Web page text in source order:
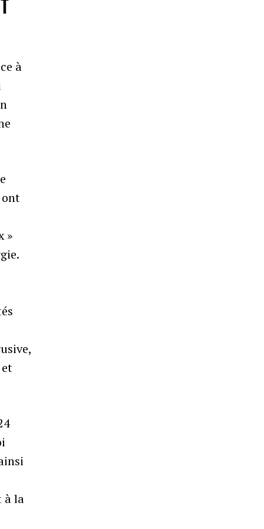
à
ont
»
à la